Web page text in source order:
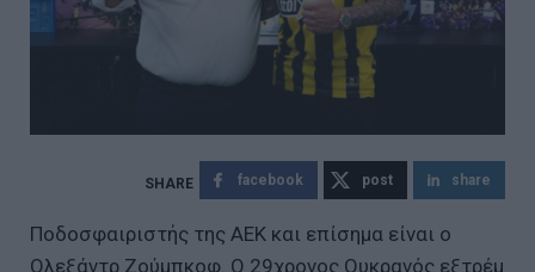
facebook post share
Ποδοσφαιριστής της ΑΕΚ και επίσημα είναι ο
Ολεξάντρ Ζούμπκοφ. Ο 29χρονος Ουκρανός εξτρέμ